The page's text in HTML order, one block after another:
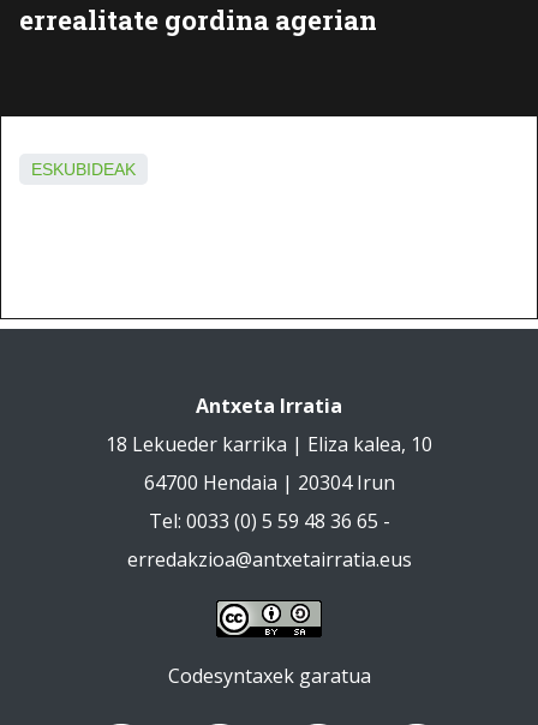
errealitate gordina agerian
ESKUBIDEAK
Antxeta Irratia
18 Lekueder karrika | Eliza kalea, 10
64700 Hendaia | 20304 Irun
Tel: 0033 (0) 5 59 48 36 65 -
erredakzioa@antxetairratia.eus
Codesyntaxek garatua